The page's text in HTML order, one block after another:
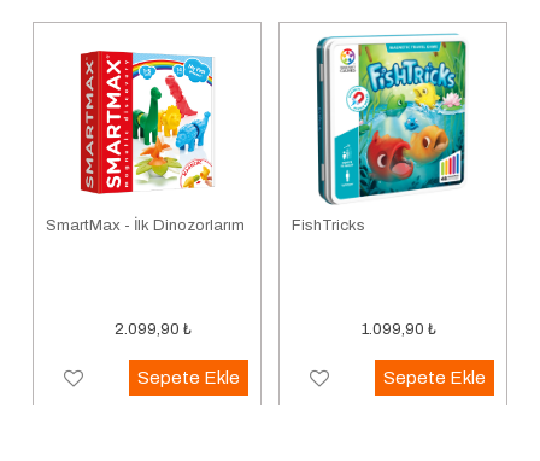
SmartMax - İlk Dinozorlarım
2.099,90 ₺
Sepete Ekle
FishTricks
1.099,90 ₺
Sepete Ekle